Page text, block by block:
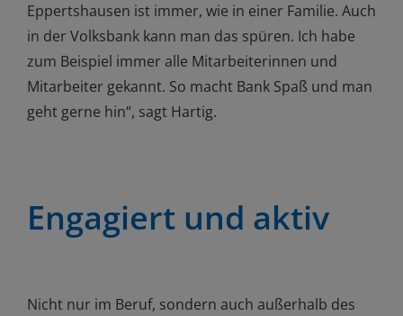
Eppertshausen ist immer, wie in einer Familie. Auch
in der Volksbank kann man das spüren. Ich habe
zum Beispiel immer alle Mitarbeiterinnen und
Mitarbeiter gekannt. So macht Bank Spaß und man
geht gerne hin“, sagt Hartig.
Engagiert und aktiv
Nicht nur im Beruf, sondern auch außerhalb des